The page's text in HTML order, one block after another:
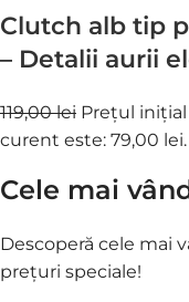
Clutch alb tip
– Detalii aurii
119,00 lei Prețul inițial
curent este: 79,00 lei.
Cele mai
Descoperă cele mai
prețuri speciale!